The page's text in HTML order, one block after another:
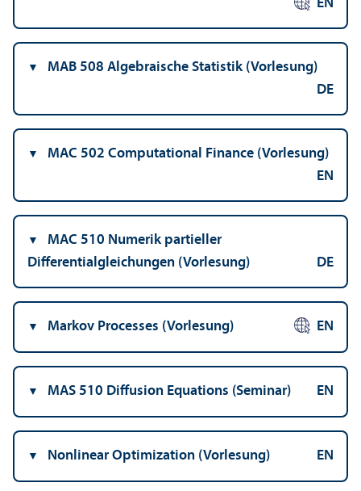
EN
MAB 508 Algebraische Statistik (Vorlesung)
DE
MAC 502 Computational Finance (Vorlesung)
EN
MAC 510 Numerik partieller
Differentialgleich­ungen (Vorlesung)
DE
Markov Processes (Vorlesung) EN
MAS 510 Diffusion Equations (Seminar) EN
Nonlinear Optimization (Vorlesung) EN